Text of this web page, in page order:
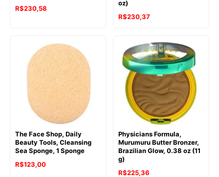
R$230,58
oz)
R$230,37
The Face Shop, Daily
Beauty Tools, Cleansing
Sea Sponge, 1 Sponge
R$123,00
Physicians Formula,
Murumuru Butter Bronzer,
Brazilian Glow, 0.38 oz (11
g)
R$225,36